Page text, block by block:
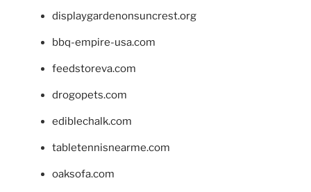
displaygardenonsuncrest.org
bbq-empire-usa.com
feedstoreva.com
drogopets.com
ediblechalk.com
tabletennisnearme.com
oaksofa.com